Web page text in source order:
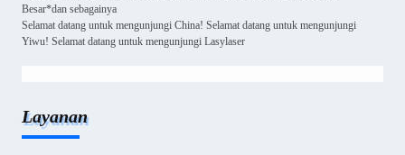
Besar*dan sebagainya
Selamat datang untuk mengunjungi China! Selamat datang untuk mengunjungi
Yiwu! Selamat datang untuk mengunjungi Lasylaser
Layanan